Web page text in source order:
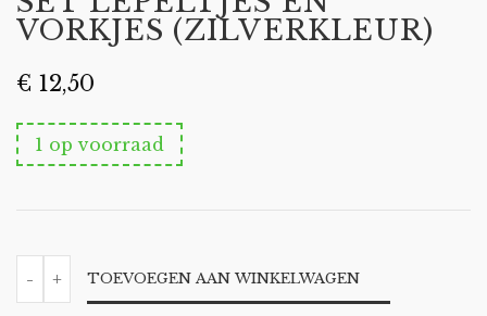
VORKJES (ZILVERKLEUR)
€ 12,50
1 op voorraad
-
LEPELTJES
EN
+ TOEVOEGEN AAN WINKELWAGEN